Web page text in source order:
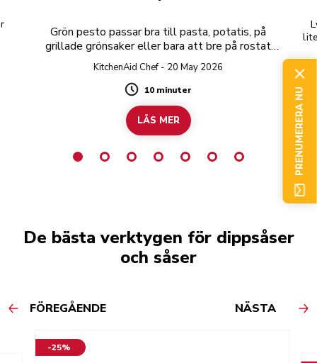
Grön pesto passar bra till pasta, potatis, på
grillade grönsaker eller bara att bre på rostat
bröd.
KitchenAid Chef - 20 May 2026
Duration
10 minuter
LÄS MER
De bästa verktygen för dippsåser
och såser
FÖREGÅENDE NÄSTA
-25%
PRENUMERERA NU